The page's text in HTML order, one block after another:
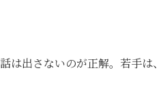
は出さないのが正解。若手